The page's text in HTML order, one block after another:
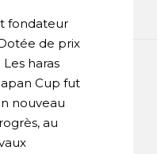
fondateur
de prix
haras
Cup fut
nouveau
au